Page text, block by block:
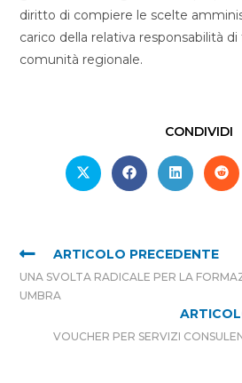
diritto di compiere le scelte
carico della relativa responsabilità di
comunità regionale.
CONDIVIDI
ARTICOLO PRECEDENTE
UNA SVOLTA RADICALE PER LA
UMBRA
VOUCHER PER SERVIZI